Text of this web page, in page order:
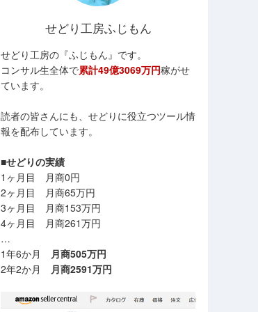
せどり工房ふじもん
せどり工房の『ふじもん』です。
コンサル生全体で累計49億3069万円稼がせ
ています。
読者の皆さんにも、せどりに役立つツール情
報を配布しています。
■せどりの実績
1ヶ月目 月商0円
2ヶ月目 月商65万円
3ヶ月目 月商153万円
4ヶ月目 月商261万円
…
1年6か月 月商505万円
2年2か月 月商2591万円